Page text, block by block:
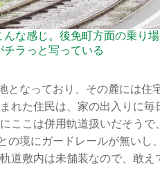
な感じ。後免町方面の乗り
チラっと写っている
となっており、その麓には住
れた住民は、家の出入りに毎
ここは併用軌道扱いだそうで
の境にガードレールが無いし
道敷内は未舗装なので、敢え